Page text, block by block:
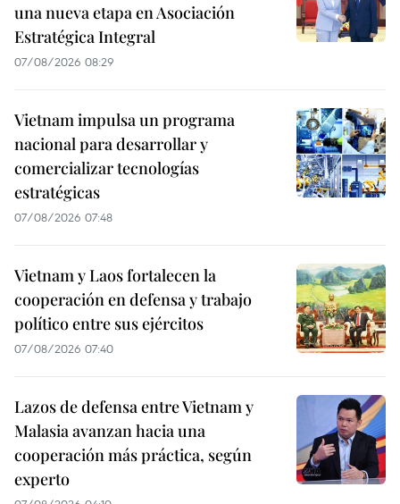
una nueva etapa en Asociación
Estratégica Integral
07/08/2026 08:29
Vietnam impulsa un programa
nacional para desarrollar y
comercializar tecnologías
estratégicas
07/08/2026 07:48
Vietnam y Laos fortalecen la
cooperación en defensa y trabajo
político entre sus ejércitos
07/08/2026 07:40
Lazos de defensa entre Vietnam y
Malasia avanzan hacia una
cooperación más práctica, según
experto